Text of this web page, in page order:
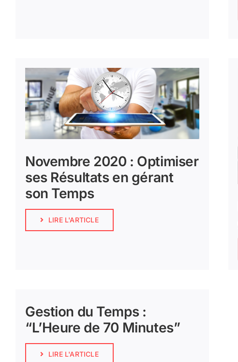
Novembre 2020 : Optimiser
ses Résultats en gérant
son Temps
LIRE L'ARTICLE
Gestion du Temps :
“L’Heure de 70 Minutes”
LIRE L'ARTICLE